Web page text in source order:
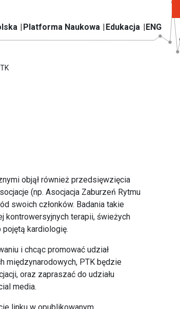
Platforma Naukowa Edukacja ENG
objął również przedsięwzięcia
(np. Asocjacja Zaburzeń Rytmu
swoich członków. Badania takie
kontrowersyjnych terapii, świeżych
kardiologię.
i chcąc promować udział
międzynarodowych, PTK będzie
oraz zapraszać do udziału
media.